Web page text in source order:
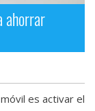
ahorrar
es activar el